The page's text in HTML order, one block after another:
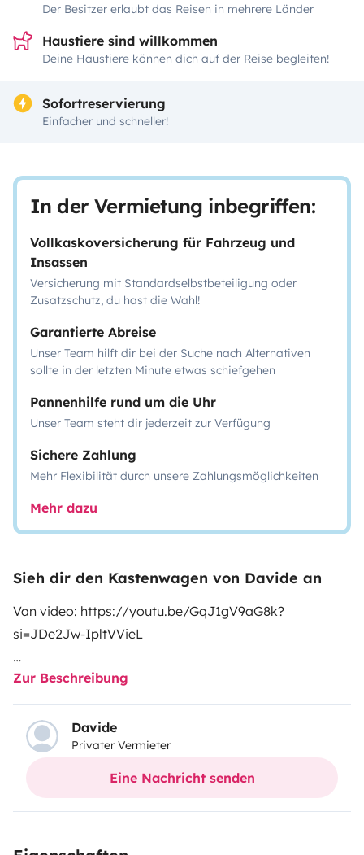
Der Besitzer erlaubt das Reisen in mehrere Länder
Haustiere sind willkommen
Deine Haustiere können dich auf der Reise begleiten!
Sofortreservierung
Einfacher und schneller!
In der Vermietung inbegriffen:
Vollkaskoversicherung für Fahrzeug und
Insassen
Versicherung mit Standardselbstbeteiligung oder
Zusatzschutz, du hast die Wahl!
Garantierte Abreise
Unser Team hilft dir bei der Suche nach Alternativen
sollte in der letzten Minute etwas schiefgehen
Pannenhilfe rund um die Uhr
Unser Team steht dir jederzeit zur Verfügung
Sichere Zahlung
Mehr Flexibilität durch unsere Zahlungsmöglichkeiten
Mehr dazu
Sieh dir den Kastenwagen von Davide an
Van video: https://youtu.be/GqJ1gV9aG8k?
si=JDe2Jw-IpltVVieL
Instagram: @yellowvan_
DOLOMITES, TUSCANY, LAKE GARDA or COMO, here
we’re!
journey in Belgium and traveled across Europe before
Zur Beschreibung
Davide
Privater Vermieter
Eine Nachricht senden